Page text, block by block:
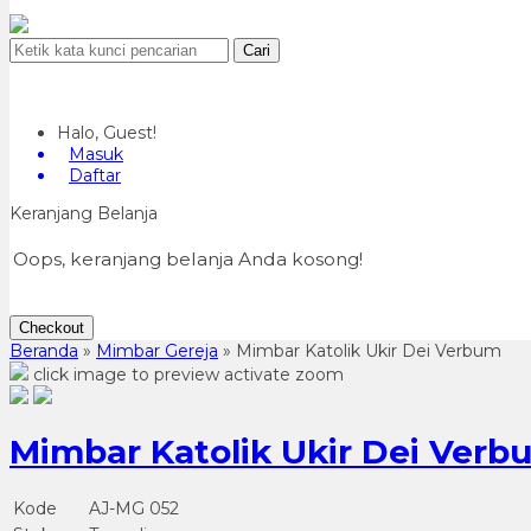
Cari
Halo, Guest!
Masuk
Daftar
Keranjang Belanja
Oops, keranjang belanja Anda kosong!
Checkout
Beranda » Mimbar Gereja » Mimbar Katolik Ukir Dei Verbum
click image to preview activate zoom
Mimbar Katolik Ukir Dei
Kode
AJ-MG 052